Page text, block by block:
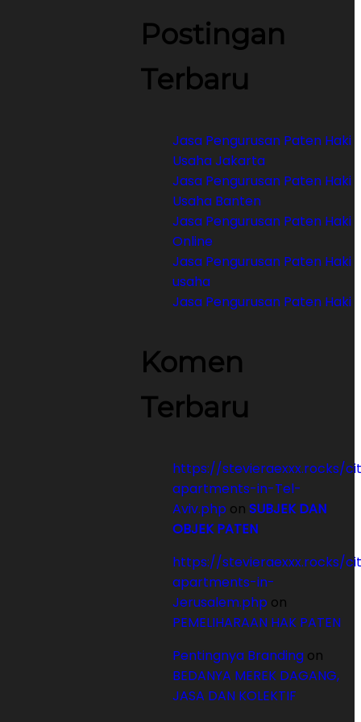
Postingan
Terbaru
Jasa Pengurusan Paten Haki
Usaha Jakarta
Jasa Pengurusan Paten Haki
Usaha Banten
Jasa Pengurusan Paten Haki
Online
Jasa Pengurusan Paten Haki
usaha
Jasa Pengurusan Paten Haki
Komen
Terbaru
https://stevieraexxx.rocks/
apartments-in-Tel-
Aviv.php onSUBJEK DAN
OBJEK PATEN
https://stevieraexxx.rocks/
apartments-in-
Jerusalem.php on
PEMELIHARAAN HAK PATEN
Pentingnya Branding on
BEDANYA MEREK DAGANG,
JASA DAN KOLEKTIF